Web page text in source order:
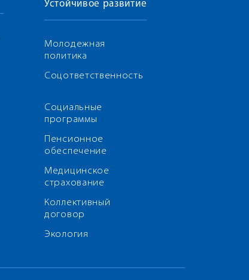
Устойчивое развитие
Молодежная
политика
Соцответственность
Социальные
программы
Пенсионное
обеспечение
Медицинское
страхование
Коллективный
договор
Экология